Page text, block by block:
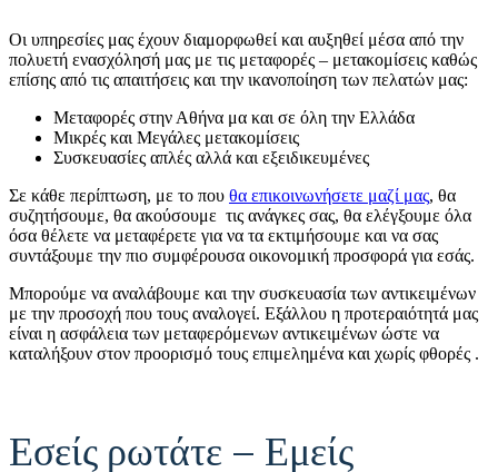
Οι υπηρεσίες μας έχουν διαμορφωθεί και αυξηθεί μέσα από την
πολυετή ενασχόλησή μας με τις μεταφορές – μετακομίσεις καθώς
επίσης από τις απαιτήσεις και την ικανοποίηση των πελατών μας:
Μεταφορές στην Αθήνα μα και σε όλη την Ελλάδα
Μικρές και Μεγάλες μετακομίσεις
Συσκευασίες απλές αλλά και εξειδικευμένες
Σε κάθε περίπτωση, με το που θα επικοινωνήσετε μαζί μας, θα
συζητήσουμε, θα ακούσουμε τις ανάγκες σας, θα ελέγξουμε όλα
όσα θέλετε να μεταφέρετε για να τα εκτιμήσουμε και να σας
συντάξουμε την πιο συμφέρουσα οικονομική προσφορά για εσάς.
Μπορούμε να αναλάβουμε και την συσκευασία των αντικειμένων
με την προσοχή που τους αναλογεί. Εξάλλου η προτεραιότητά μας
είναι η ασφάλεια των μεταφερόμενων αντικειμένων ώστε να
καταλήξουν στον προορισμό τους επιμελημένα και χωρίς φθορές .
Εσείς ρωτάτε – Εμείς